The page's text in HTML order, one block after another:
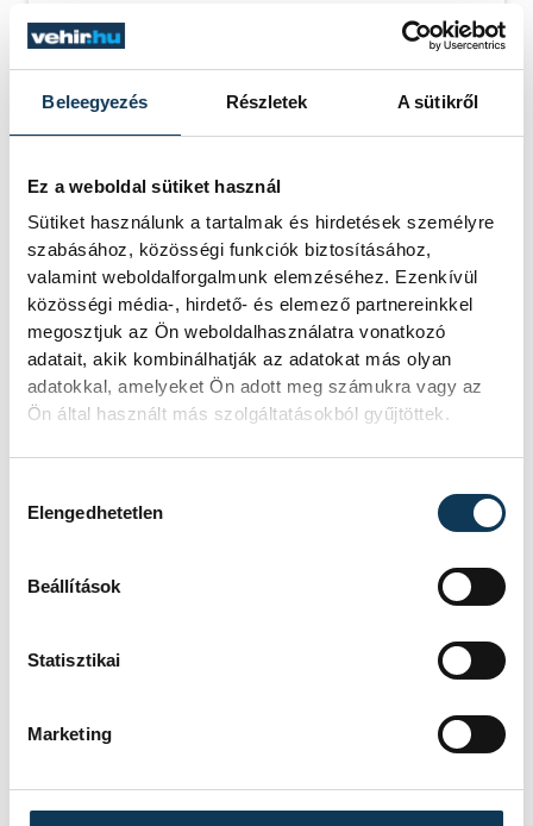
Beleegyezés Részletek A sütikről
Ez a weboldal sütiket használ
Sütiket használunk a tartalmak és hirdetések személyre
szabásához, közösségi funkciók biztosításához,
valamint weboldalforgalmunk elemzéséhez. Ezenkívül
közösségi média-, hirdető- és elemező partnereinkkel
megosztjuk az Ön weboldalhasználatra vonatkozó
adatait, akik kombinálhatják az adatokat más olyan
adatokkal, amelyeket Ön adott meg számukra vagy az
Ön által használt más szolgáltatásokból gyűjtöttek.
Elengedhetetlen
Beállítások
Statisztikai
Marketing
SOROZAT
NYUGATI CSOPORT,
2025/26
VENDÉG
VESZPRÉMI EGYETEMI
SPORT CLUB
HELYSZÍN
ÜLLŐ VÁROSI
SPORTCSARNOK
EREDMÉNY
7-2